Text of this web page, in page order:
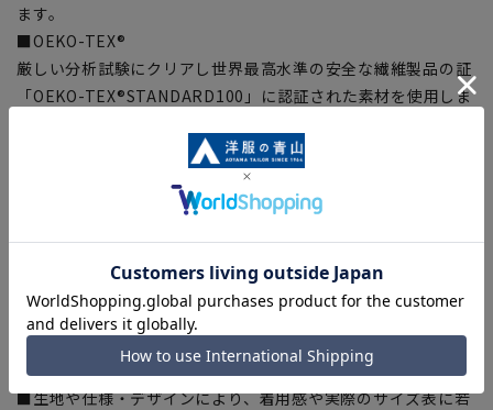
ます。
■OEKO-TEX®
厳しい分析試験にクリアし世界最高水準の安全な繊維製品の証
「OEKO-TEX®STANDARD100」に認証された素材を使用しま
を使用、安全を安心して着用いただけます。
【シルエット】《標準》 (当社比)
■商品画像はサンプルのため、色味やサイズ等の仕様に変更が
ある場合がございますので、予めご了承ください。
■ゆとり感には個人差があります。サイズ表を確認の上、ご購
入の目安としてご利用ください。
■生地や仕様・デザインにより、着用感や実際のサイズ表に若